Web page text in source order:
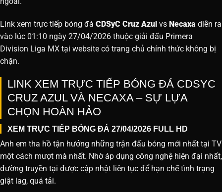
Link xem trực tiếp bóng đá CDSyC Cruz Azul vs Necaxa diễn ra
vào lúc 01:10 ngày 27/04/2026 thuộc giải đấu Primera
Division Liga MX tại website có trang chủ chính thức không bị
chặn.
LINK XEM TRỰC TIẾP BÓNG ĐÁ CDSYC
CRUZ AZUL VÀ NECAXA – SỰ LỰA
CHỌN HOÀN HẢO
XEM TRỰC TIẾP BÓNG ĐÁ 27/04/2026 FULL HD
Anh em tha hồ tận hưởng những trận đấu bóng mới nhất tại TV
một cách mượt mà nhất. Nhờ áp dụng công nghệ hiện đại nhất,
đường truyền tại được cập nhật liên tục để hạn chế tình trạng
giật lag, quá tải.